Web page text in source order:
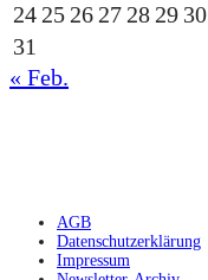
24 25 26 27 28 29 30
31
« Feb.
AGB
Datenschutzerklärung
Impressum